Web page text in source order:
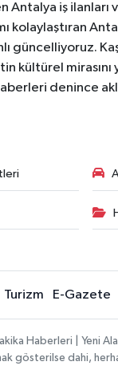
iş ilanları
kolaylaştıran
mirasını
denince
Turizm E-Gazete
Haberleri | Yeni
gösterilse dahi,